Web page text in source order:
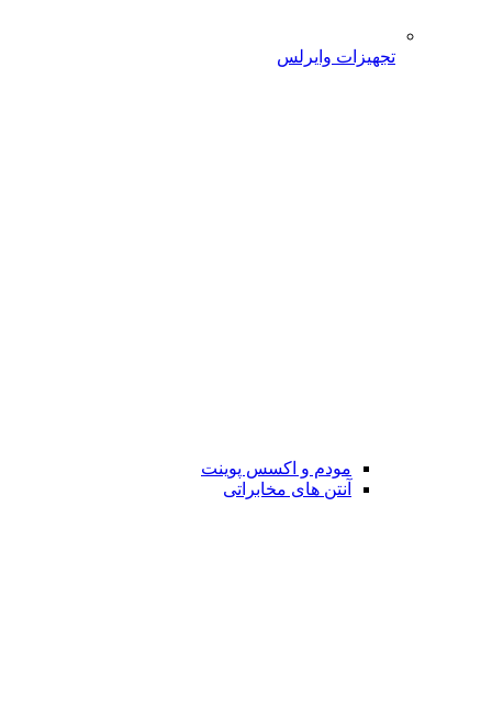
تجهیزات وایرلس
مودم و اکسس پوینت
آنتن های مخابراتی